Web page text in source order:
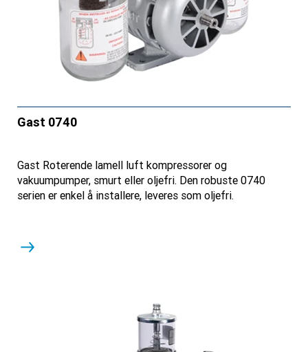
Gast 0740
Gast Roterende lamell luft kompressorer og
vakuumpumper, smurt eller oljefri. Den robuste 0740
serien er enkel å installere, leveres som oljefri.